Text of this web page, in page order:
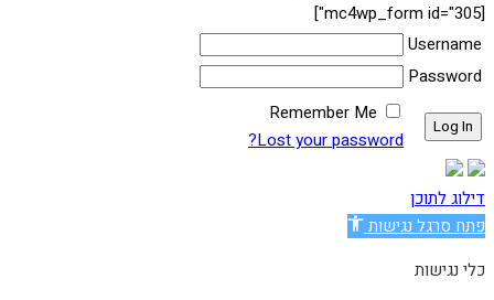
[mc4wp_form id="305"]
Username
Password
Remember Me
Lost your password?
דילוג לתוכן
פתח סרגל נגישות
כלי נגישות